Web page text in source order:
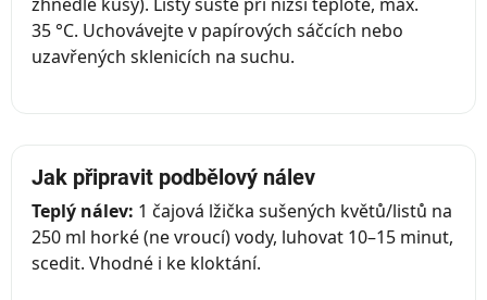
35 °C. Uchovávejte v papírových sáčcích nebo
uzavřených sklenicích na suchu.
Jak připravit podbělový nálev
Teplý nálev: 1 čajová lžička sušených květů/listů na
250 ml horké (ne vroucí) vody, luhovat 10–15 minut,
scedit. Vhodné i ke kloktání.